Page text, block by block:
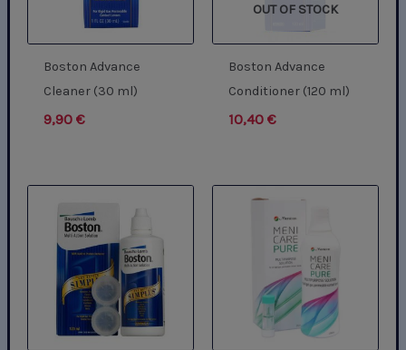
Boston Advance
Cleaner (30 ml)
9,90 €
OUT OF STOCK
Boston Advance
Conditioner (120 ml)
10,40 €